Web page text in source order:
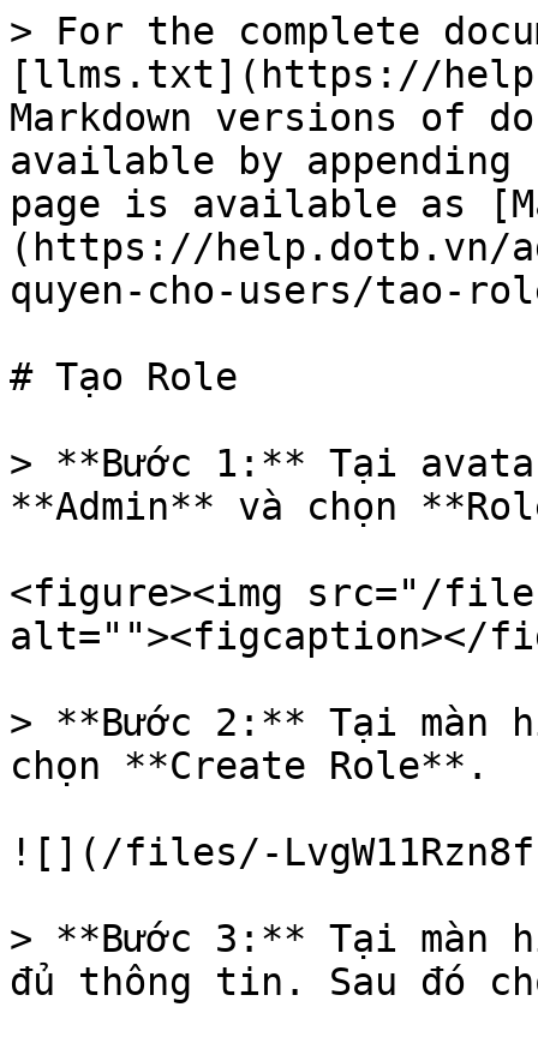
> For the complete
[llms.txt](https://
Markdown versions of
available by
page is available as
(https://help.dotb.vn/
quyen-cho-users/tao-
# Tạo Role
> **Bước 1:** Tại
**Admin** và chọn
<figure><img src="/files/
alt=""><figcaption></
> **Bước 2:** Tại màn
chọn **Create Role**.
![](/files/-
> **Bước 3:** Tại màn
đủ thông tin. Sau đó